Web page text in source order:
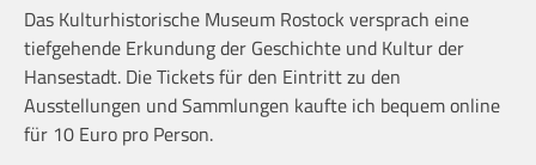
Das Kulturhistorische Museum Rostock versprach eine
tiefgehende Erkundung der Geschichte und Kultur der
Hansestadt. Die Tickets für den Eintritt zu den
Ausstellungen und Sammlungen kaufte ich bequem online
für 10 Euro pro Person.